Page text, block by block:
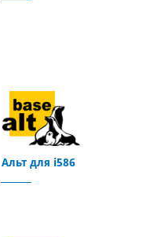
Альт для i586